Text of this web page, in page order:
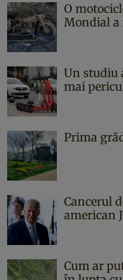
O
Mondial a
Un studiu
mai
Prima
Cancerul
american
Cum ar